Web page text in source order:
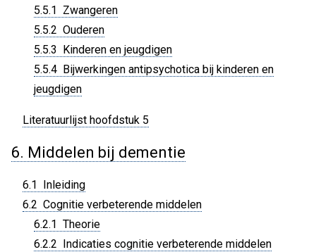
5.5.1 Zwangeren
5.5.2 Ouderen
5.5.3 Kinderen en jeugdigen
5.5.4 Bijwerkingen antipsychotica bij kinderen en
jeugdigen
Literatuurlijst hoofdstuk 5
6. Middelen bij dementie
6.1 Inleiding
6.2 Cognitie verbeterende middelen
6.2.1 Theorie
6.2.2 Indicaties cognitie verbeterende middelen